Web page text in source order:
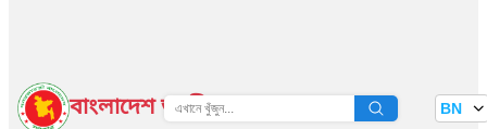
বাংলাদেশ জাতীয় তথ্য বাতায়ন BN